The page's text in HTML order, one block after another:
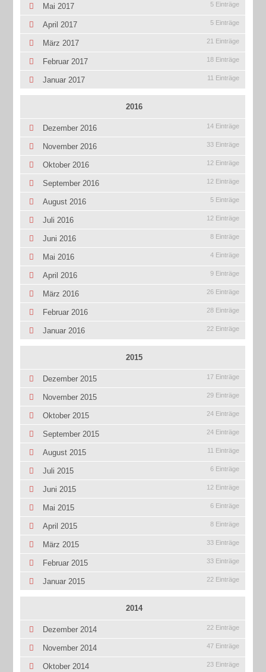
Mai 2017 5 Einträge
April 2017 5 Einträge
März 2017 21 Einträge
Februar 2017 18 Einträge
Januar 2017 11 Einträge
2016
Dezember 2016 14 Einträge
November 2016 33 Einträge
Oktober 2016 12 Einträge
September 2016 12 Einträge
August 2016 5 Einträge
Juli 2016 12 Einträge
Juni 2016 8 Einträge
Mai 2016 4 Einträge
April 2016 9 Einträge
März 2016 26 Einträge
Februar 2016 28 Einträge
Januar 2016 22 Einträge
2015
Dezember 2015 17 Einträge
November 2015 29 Einträge
Oktober 2015 24 Einträge
September 2015 24 Einträge
August 2015 11 Einträge
Juli 2015 6 Einträge
Juni 2015 12 Einträge
Mai 2015 6 Einträge
April 2015 8 Einträge
März 2015 33 Einträge
Februar 2015 33 Einträge
Januar 2015 22 Einträge
2014
Dezember 2014 22 Einträge
November 2014 47 Einträge
Oktober 2014 23 Einträge